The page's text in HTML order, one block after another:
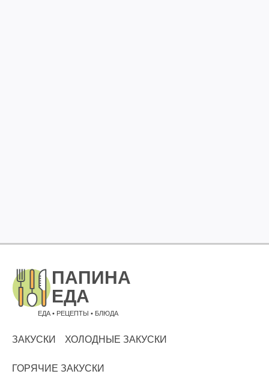
ЕДА • РЕЦЕПТЫ • БЛЮДА
ЗАКУСКИ ХОЛОДНЫЕ ЗАКУСКИ
ГОРЯЧИЕ ЗАКУСКИ